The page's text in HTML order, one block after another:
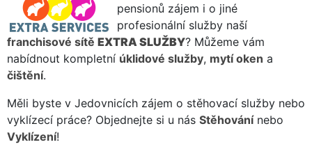
pensionů zájem i o jiné
profesionální služby naší
franchisové sítě EXTRA SLUŽBY? Můžeme vám
nabídnout kompletní úklidové služby, mytí oken a
čištění.
Měli byste v Jedovnicích zájem o stěhovací služby nebo
vyklízecí práce? Objednejte si u nás Stěhovánínebo
Vyklízení!